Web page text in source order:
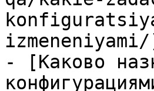
izmeneniyami/
- [Каково